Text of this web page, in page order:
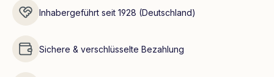
Inhabergeführt seit 1928 (Deutschland)
Sichere & verschlüsselte Bezahlung